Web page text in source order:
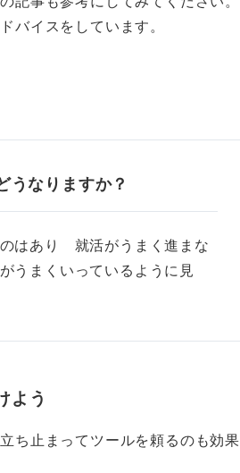
バイスをしています。
うなりますか？
はあり 就活がうまく進まな
うまくいっているように見
よう
ち止まってツールを頼るのも効果